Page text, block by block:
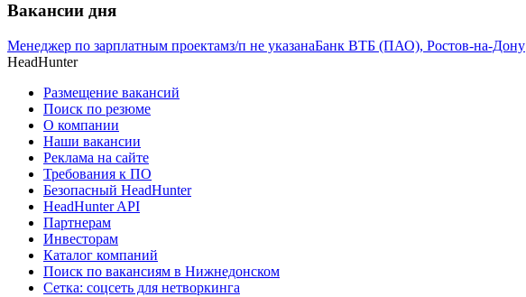
Вакансии дня
Менеджер по зарплатным проектамз/п не указанаБанк ВТБ (ПАО), Ростов-на-Дону
HeadHunter
Размещение вакансий
Поиск по резюме
О компании
Наши вакансии
Реклама на сайте
Требования к ПО
Безопасный HeadHunter
HeadHunter API
Партнерам
Инвесторам
Каталог компаний
Поиск по вакансиям в Нижнедонском
Сетка: соцсеть для нетворкинга